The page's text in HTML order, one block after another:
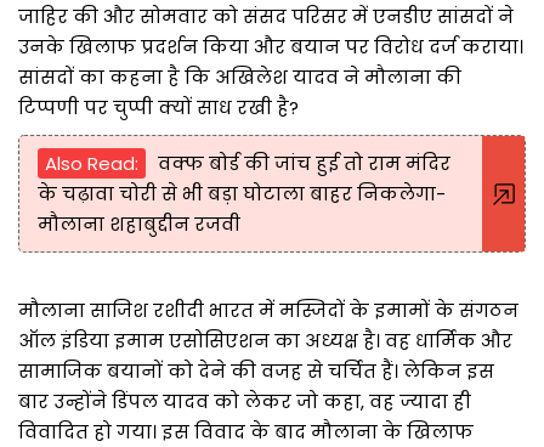
जाहिर की और सोमवार को संसद परिसर में एनडीए सांसदों ने
उनके खिलाफ प्रदर्शन किया और बयान पर विरोध दर्ज कराया।
सांसदों का कहना है कि अखिलेश यादव ने मौलाना की
टिप्पणी पर चुप्पी क्यों साध रखी है?
Also Read:
वक्फ बोर्ड की जांच हुई तो राम मंदिर
के चढ़ावा चोरी से भी बड़ा घोटाला बाहर निकलेगा-
मौलाना शहाबुद्दीन रजवी
मौलाना साजिश रशीदी भारत में मस्जिदों के इमामों के संगठन
ऑल इंडिया इमाम एसोसिएशन का अध्यक्ष है। वह धार्मिक और
सामाजिक बयानों को देने की वजह से चर्चित हैं। लेकिन इस
बार उन्होंने डिंपल यादव को लेकर जो कहा, वह ज्यादा ही
विवादित हो गया। इस विवाद के बाद मौलाना के खिलाफ